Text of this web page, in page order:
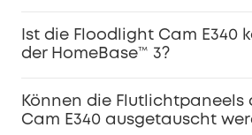
Ist die Floodlight Cam E340
der HomeBase™ 3?
Können die Flutlichtpaneels
Cam E340 ausgetauscht